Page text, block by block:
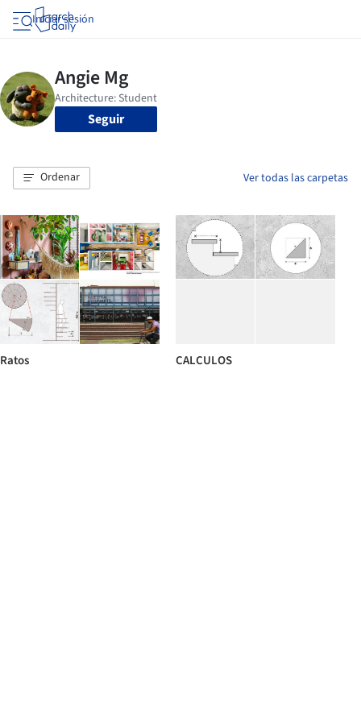
Iniciar sesión
Seguir
Ordenar Ver todas las carpetas
Ratos CALCULOS